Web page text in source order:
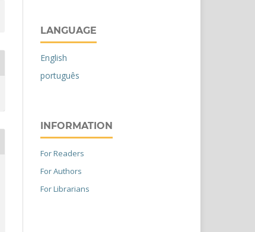
LANGUAGE
English
português
INFORMATION
For Readers
For Authors
For Librarians